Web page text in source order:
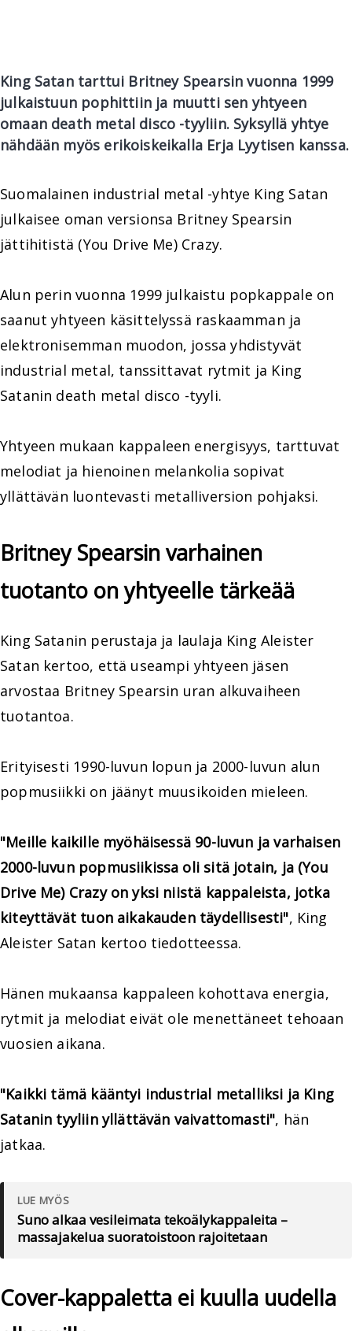
King Satan tarttui Britney Spearsin vuonna 1999
julkaistuun pophittiin ja muutti sen yhtyeen
omaan death metal disco -tyyliin. Syksyllä yhtye
nähdään myös erikoiskeikalla Erja Lyytisen kanssa.
Suomalainen industrial metal -yhtye King Satan
julkaisee oman versionsa Britney Spearsin
jättihitistä (You Drive Me) Crazy.
Alun perin vuonna 1999 julkaistu popkappale on
saanut yhtyeen käsittelyssä raskaamman ja
elektronisemman muodon, jossa yhdistyvät
industrial metal, tanssittavat rytmit ja King
Satanin death metal disco -tyyli.
Yhtyeen mukaan kappaleen energisyys, tarttuvat
melodiat ja hienoinen melankolia sopivat
yllättävän luontevasti metalliversion pohjaksi.
Britney Spearsin varhainen
tuotanto on yhtyeelle tärkeää
King Satanin perustaja ja laulaja King Aleister
Satan kertoo, että useampi yhtyeen jäsen
arvostaa Britney Spearsin uran alkuvaiheen
tuotantoa.
Erityisesti 1990-luvun lopun ja 2000-luvun alun
popmusiikki on jäänyt muusikoiden mieleen.
"Meille kaikille myöhäisessä 90-luvun ja varhaisen
2000-luvun popmusiikissa oli sitä jotain, ja (You
Drive Me) Crazy on yksi niistä kappaleista, jotka
kiteyttävät tuon aikakauden täydellisesti", King
Aleister Satan kertoo tiedotteessa.
Hänen mukaansa kappaleen kohottava energia,
rytmit ja melodiat eivät ole menettäneet tehoaan
vuosien aikana.
"Kaikki tämä kääntyi industrial metalliksi ja King
Satanin tyyliin yllättävän vaivattomasti", hän
jatkaa.
LUE MYÖS
Suno alkaa vesileimata tekoälykappaleita –
massajakelua suoratoistoon rajoitetaan
Cover-kappaletta ei kuulla uudella